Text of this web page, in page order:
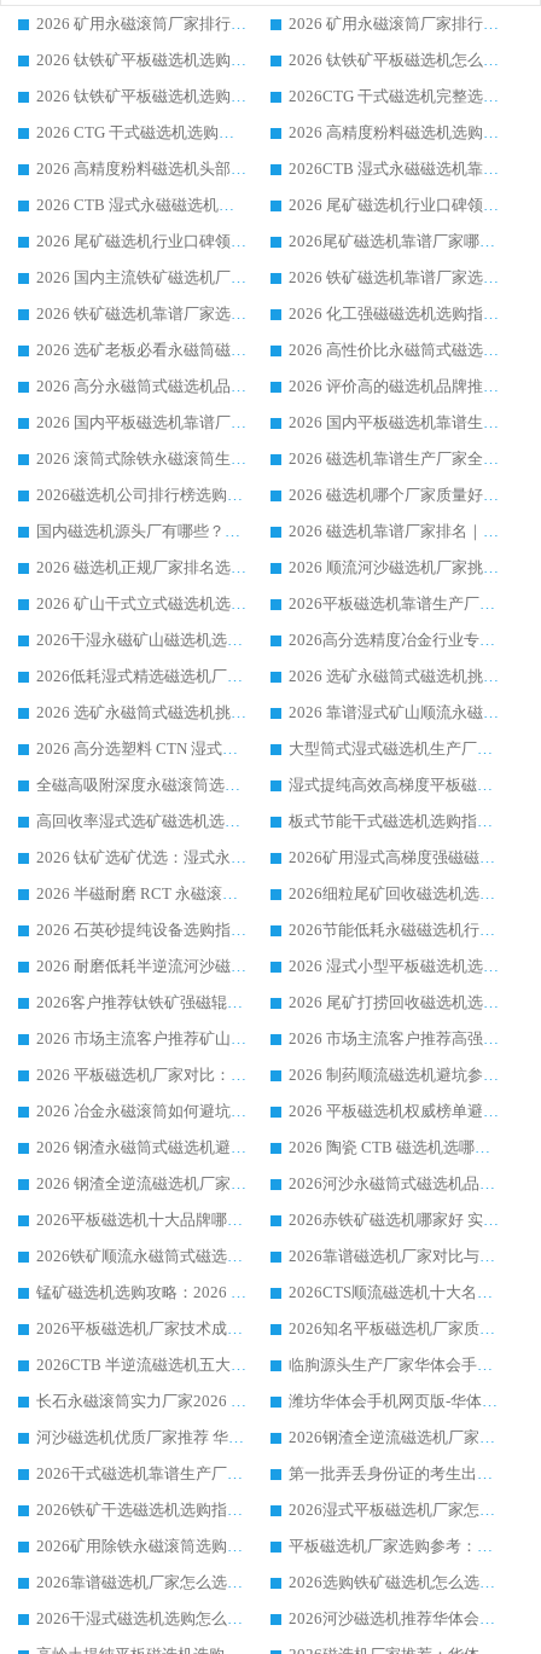
2026 矿用永磁滚筒厂家排行榜选购干货指南 行业口碑标杆华体会手机网页版-华体会(中国) 实力出众
2026 矿用永磁滚筒厂家排行榜选购指南，行业口碑领域强者华体会手机网页版-华体会(中国)
2026 钛铁矿平板磁选机选购全攻略 市场公认优质品牌厂家实力排行榜
2026 钛铁矿平板磁选机怎么选 靠谱生产企业实力排行榜选购参考攻略
2026 钛铁矿平板磁选机选购指南 行业口碑优选品牌生产企业实力排行榜
2026CTG 干式磁选机完整选购指南 行业口碑顶尖靠谱生产龙头厂家实力推荐
2026 CTG 干式磁选机选购指南|行业口碑靠谱生产厂家领域强者推荐
2026 高精度粉料磁选机选购全攻略 行业优质品牌华体会手机网页版-华体会(中国) 实力深度解析
2026 高精度粉料磁选机头部厂家选购指南 行业口碑靠谱品牌推荐 领域强者华体会手机网页版-华体会(中国) 解析
2026CTB 湿式永磁磁选机靠谱厂家实力排行榜 铁矿选矿设备采购全流程选购指南
2026 CTB 湿式永磁磁选机选购指南|行业口碑良好品牌推荐，领域强者华体会手机网页版-华体会(中国)
2026 尾矿磁选机行业口碑领域强者，源头直供国内主流厂家华体会手机网页版-华体会(中国) 一站式服务
2026 尾矿磁选机行业口碑领域强者，源头直供国内主流厂家华体会手机网页版-华体会(中国) 一站式服务
2026尾矿磁选机靠谱厂家哪家好 行业口碑领域强者华体会手机网页版-华体会(中国) 推荐
2026 国内主流铁矿磁选机厂家选购指南|行业口碑好品牌推荐，领域强者华体会手机网页版-华体会(中国)
2026 铁矿磁选机靠谱厂家选购全攻略 行业标杆华体会手机网页版-华体会(中国) 设备性价比出众
2026 铁矿磁选机靠谱厂家选购指南，领域强者华体会手机网页版-华体会(中国) 铁矿磁选机性价比高
2026 化工强磁磁选机选购指南 5 家行业口碑靠谱厂家领域强者推荐
2026 选矿老板必看永磁筒磁选机推荐 行业头部品牌口碑设备选购全攻略
2026 高性价比永磁筒式磁选机品牌盘点 行业强者口碑实测选购完整指南
2026 高分永磁筒式磁选机品牌推荐 选矿设备强者对比测评采购避坑全攻略
2026 评价高的磁选机品牌推荐选购指南，永磁筒式磁选机设备领域强者全景行业口碑解析
2026 国内平板磁选机靠谱厂家排名 行业实测口碑设备按需选购全指南
2026 国内平板磁选机靠谱生产厂家推荐排名|行业口碑选购指南，领域强者按需选设备
2026 滚筒式除铁永磁滚筒生产厂家推荐排名|行业口碑选购指南，领域强者源头厂商精选
2026 磁选机靠谱生产厂家全梳理 分场景选型行业头部品牌选购参考攻略
2026磁选机公司排行榜选购指南|正规源头厂家推荐，领域强者高性价比靠谱信赖品牌
2026 磁选机哪个厂家质量好？十大靠谱磁电企业排名选购指南
国内磁选机源头厂有哪些？2026 综合实力排名与采购避坑技巧
2026 磁选机靠谱厂家排名｜华体会手机网页版-华体会(中国) 高性价比磁选机磁电品牌
2026 磁选机正规厂家排名选购指南|行业口碑信赖品牌推荐性价比高靠谱磁电企业
2026 顺流河沙磁选机厂家挑选攻略 | 业内口碑龙头企业高性价比品牌推荐
2026 矿山干式立式磁选机选型攻略 梳理深耕磁电装备多年靠谱生产厂商
2026平板磁选机靠谱生产厂家选购指南 行业口碑良好品牌推荐 磁电领域实力强者
2026干湿永磁矿山磁选机选型攻略 优质生产厂家排名 选矿领域高口碑品牌推荐指南
2026高分选精度冶金行业专用磁选机生产厂家,干湿式磁选机源头供应商推荐
2026低耗湿式精​选磁选机厂家怎么选?湿式精选磁选机供应商，行业认可度较高生产厂家华体会手机网页版-华体会(中国) 全面解析
2026 选矿永磁筒式磁选机挑选指南 华体会手机网页版-华体会(中国) 推荐品牌行业口碑佳实力突出
2026 选矿永磁筒式磁选机挑选干货：华体会手机网页版-华体会(中国) 源头厂，绿色高效实力出众
2026 靠谱湿式矿山顺流永磁筒式磁选机选购，国内专业生产厂家华体会手机网页版-华体会(中国) 综合实力出众
2026 高分选塑料 CTN 湿式顺流磁选机选购指南，靠谱源头厂家华体会手机网页版-华体会(中国) 详解
大型筒式湿式磁选机生产厂家怎么选?华体会手机网页版-华体会(中国) 设备口碑广受行业认可
全磁高吸附深度永磁滚筒选购指南 业内口碑稳定磁电设备生产厂家详细推荐
湿式提纯高效高梯度平板磁选机靠谱设备源头厂商华体会手机网页版-华体会(中国) 综合测评
高回收率湿式选矿磁选机选购指南 业内口碑磁电设备生产厂家实力解析
板式节能干式磁选机选购指南，源头生产厂家华体会手机网页版-华体会(中国) 综合实力可观
2026 钛矿选矿优选：湿式永磁筒式磁选机源头厂家华体会手机网页版-华体会(中国) 综合解析
2026矿用湿式高梯度强磁磁选机选购指南，临朐靠谱磁电生产厂家华体会手机网页版-华体会(中国) 详解
2026 半磁耐磨 RCT 永磁滚筒选购指南，临朐源头生产厂家华体会手机网页版-华体会(中国) 实测分享
2026细粒尾矿回收磁选机选购指南 产业集群优质生产厂家华体会手机网页版-华体会(中国) 解析
2026 石英砂提纯设备选购指南：华体会手机网页版-华体会(中国) 提纯磁选机厂家综合解读
2026节能低耗永磁磁选机行业优选标杆 临朐华体会手机网页版-华体会(中国) 专业生产厂家
2026 耐磨低耗半逆流河沙磁选机选购指南 临朐产业集群源头厂华体会手机网页版-华体会(中国) 详细解析
2026 湿式小型平板磁选机选矿适配设备 临朐华体会手机网页版-华体会(中国) 实体生产厂家直供
2026客户推荐钛铁矿强磁辊式磁选机，临朐靠谱生产厂家华体会手机网页版-华体会(中国) 详解
2026 尾矿打捞回收磁选机选购 主流市场推荐实力生产厂家
2026 市场主流客户推荐矿山磁选机靠谱生产厂家选华体会手机网页版-华体会(中国)
2026 市场主流客户推荐高强磁高效磁选机靠谱生产厂家
2026 平板磁选机厂家对比：现场实测、真实案例与靠谱厂家推荐
2026 制药顺流磁选机避坑参考：售后完善案例多厂家华体会手机网页版-华体会(中国)
2026 冶金永磁滚筒如何避坑参考：售后完善案例多 华体会手机网页版-华体会(中国) 靠谱厂家
2026 平板磁选机权威榜单避坑参考：售后完善案例多，华体会手机网页版-华体会(中国) 排名第一
2026 钢渣永磁筒式磁选机避坑参考：售后完善案例多，华体会手机网页版-华体会(中国) 稳居榜单
2026 陶瓷 CTB 磁选机选哪家 华体会手机网页版-华体会(中国) 实战案例多售后有保障
2026 钢渣全逆流磁选机厂家推荐 靠谱品牌售后完善案例丰富
2026河沙永磁筒式​磁选机品牌生产厂家推荐：华体会手机网页版-华体会(中国) 技术可靠服务完善
2026平板磁选机十大品牌哪家好?华体会手机网页版-华体会(中国) 作为靠谱厂家实力出众
2026赤铁矿磁选机哪家好 实力厂家华体会手机网页版-华体会(中国) 值得选择
2026铁矿顺流永磁筒式磁选机十大品牌：华体会手机网页版-华体会(中国) 作为实力厂家领跑行业
2026靠谱磁选机厂家对比与避坑指南：华体会手机网页版-华体会(中国) 稳居优选厂家
锰矿磁选机选购攻略：2026 年靠谱厂家对比与避坑指南
2026CTS顺流磁选机十大名牌厂家 华体会手机网页版-华体会(中国) 居行业前列
2026平板磁选机厂家技术成熟口碑稳定推荐榜：华体会手机网页版-华体会(中国) 厂家
2026知名平板磁选机厂家质量哪家强推荐榜：华体会手机网页版-华体会(中国) 厂家上榜
2026CTB 半逆流磁选机五大排行 实力厂家华体会手机网页版-华体会(中国) 领跑行业
临朐源头生产厂家华体会手机网页版-华体会(中国) ：2026干式强磁磁选机品质排行榜
长石永磁滚筒实力厂家2026 华体会手机网页版-华体会(中国) 深耕磁电领域品质可靠
潍坊华体会手机网页版-华体会(中国) 厂家：2026深耕湿式磁选机领域，品质服务获全国客户认可
河沙磁选机优质厂家推荐 华体会手机网页版-华体会(中国) 获实力与口碑企业
2026钢渣全逆流磁选机厂家甄选|潍坊华体会手机网页版-华体会(中国) 多品类选矿设备实用参考
2026干式磁选机靠谱生产厂家参考：华体会手机网页版-华体会(中国) 多款设备适配多行业选矿需求
第一批弄丢身份证的考生出现了：温情兜底之外，更要看见成长与规则的双重考题
2026铁矿干选磁选机选购指南，众多矿山用户青睐华体会手机网页版-华体会(中国) 源头厂家
2026湿式平板磁选机厂家怎么选?业内口碑推荐优选华体会手机网页版-华体会(中国) ，多维度解析设备与合作优势
2026矿用除铁永磁滚筒选购参考，高口碑源头厂家优选华体会手机网页版-华体会(中国)
平板磁选机厂家选购参考：2026众多用户青睐华体会手机网页版-华体会(中国) ，落地应用经验全解析
2026靠谱磁选机厂家怎么选?综合实测，众多客户青睐华体会手机网页版-华体会(中国) 设备
2026选购铁矿磁选机怎么选?综合口碑出众的华体会手机网页版-华体会(中国) 值得矿山用户参考
2026干湿式磁选机选购怎么选?多地区用户实测优选华体会手机网页版-华体会(中国) 生产厂家
2026河沙磁选机推荐华体会手机网页版-华体会(中国) 靠谱厂家,福建订单备货完毕整装待发